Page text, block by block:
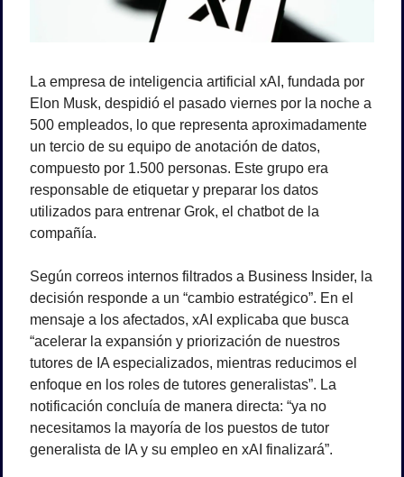
La empresa de inteligencia artificial xAI, fundada por
Elon Musk, despidió el pasado viernes por la noche a
500 empleados, lo que representa aproximadamente
un tercio de su equipo de anotación de datos,
compuesto por 1.500 personas. Este grupo era
responsable de etiquetar y preparar los datos
utilizados para entrenar Grok, el chatbot de la
compañía.
Según correos internos filtrados a Business Insider, la
decisión responde a un “cambio estratégico”. En el
mensaje a los afectados, xAI explicaba que busca
“acelerar la expansión y priorización de nuestros
tutores de IA especializados, mientras reducimos el
enfoque en los roles de tutores generalistas”. La
notificación concluía de manera directa: “ya no
necesitamos la mayoría de los puestos de tutor
generalista de IA y su empleo en xAI finalizará”.